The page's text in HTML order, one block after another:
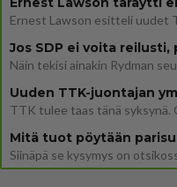
Mitä tuot pöytään